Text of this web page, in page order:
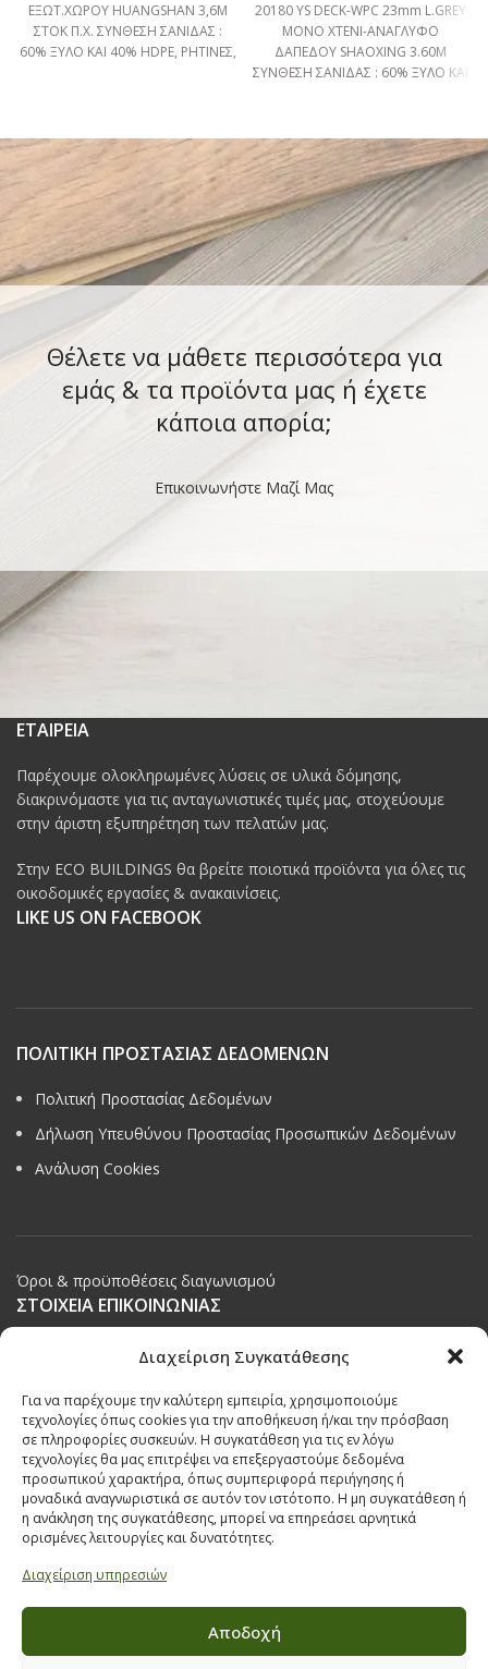
Διαχείριση Συγκατάθεσης
Για να παρέχουμε την καλύτερη εμπειρία, χρησιμοποιούμε
τεχνολογίες όπως cookies για την αποθήκευση ή/και την πρόσβαση
σε πληροφορίες συσκευών. Η συγκατάθεση για τις εν λόγω
τεχνολογίες θα μας επιτρέψει να επεξεργαστούμε δεδομένα
προσωπικού χαρακτήρα, όπως συμπεριφορά περιήγησης ή
μοναδικά αναγνωριστικά σε αυτόν τον ιστότοπο. Η μη συγκατάθεση ή
η ανάκληση της συγκατάθεσης, μπορεί να επηρεάσει αρνητικά
ορισμένες λειτουργίες και δυνατότητες.
Διαχείριση υπηρεσιών
Αποδοχή
ΕΞΩΤ.ΧΩΡΟΥ HUANGSHAN 3,6M
ΣΤΟΚ Π.Χ. ΣΥΝΘΕΣΗ ΣΑΝΙΔΑΣ :
60% ΞΥΛΟ ΚΑΙ 40% HDPE, ΡΗΤΙΝΕΣ,
20180 YS DECK-WPC 23mm L.GREY
ΜΟΝΟ ΧΤΕΝΙ-ΑΝΑΓΛΥΦΟ
ΔΑΠΕΔΟΥ SHAOXING 3.60M
ΣΥΝΘΕΣΗ ΣΑΝΙΔΑΣ : 60% ΞΥΛΟ ΚΑΙ
Θέλετε να μάθετε περισσότερα για
εμάς & τα προϊόντα μας ή έχετε
κάποια απορία;
Επικοινωνήστε Μαζί Μας
ΕΤΑΙΡΕΙΑ
Παρέχουμε ολοκληρωμένες λύσεις σε υλικά δόμησης,
διακρινόμαστε για τις ανταγωνιστικές τιμές μας, στοχεύουμε
στην άριστη εξυπηρέτηση των πελατών μας.
Στην ECO BUILDINGS θα βρείτε ποιοτικά προϊόντα για όλες τις
οικοδομικές εργασίες & ανακαινίσεις.
LIKE US ON FACEBOOK
ΠΟΛΙΤΙΚΗ ΠΡΟΣΤΑΣΙΑΣ ΔΕΔΟΜΕΝΩΝ
Πολιτική Προστασίας Δεδομένων
Δήλωση Υπευθύνου Προστασίας Προσωπικών Δεδομένων
Ανάλυση Cookies
Όροι & προϋποθέσεις διαγωνισμού
ΣΤΟΙΧΕΙΑ ΕΠΙΚΟΙΝΩΝΙΑΣ
Παπαναστασίου 209,
Τηλ:231 030 9709,231 035 1630
Email:info@ecobuildings.gr
Email:eshop@ecobuildings.gr
ΟΡΟΙ ΧΡΗΣΗΣ
ΠΟΛΙΤΙΚΗ ΑΠΟΡΡΗΤΟΥ
ΒΡΕΙΤΕ ΜΑΣ ΣΤΟ ΧΑΡΤΗ